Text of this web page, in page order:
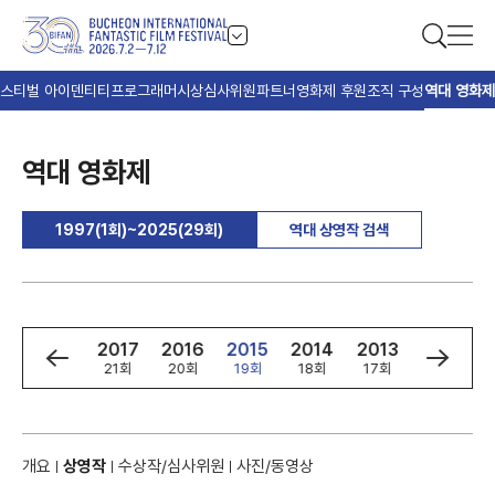
티벌 아이덴티티 프로그래머시상심사위원파트너 영화제 후원조직 구성역대 영화제
역대 영화제
1997(1회)~2025(29회) 역대 상영작 검색
2018
22회
2017
21회
2016
20회
2015
19회
2014
18회
2013
17회
2012
16회
개요 상영작 수상작/심사위원 사진/동영상